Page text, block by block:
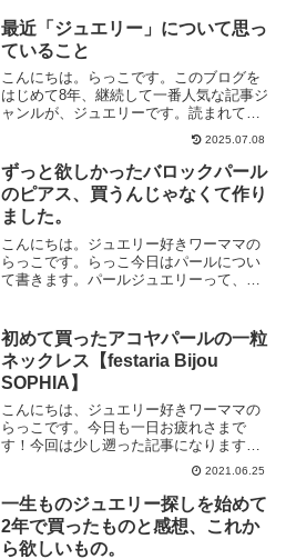
のジュエリーが好きです。今日はです
ね、去年一目惚れして購入して...
最近「ジュエリー」について思っ
ていること
こんにちは。らっこです。このブログを
はじめて8年、継続して一番人気な記事ジ
ャンルが、ジュエリーです。読まれてい
るランキングでいくと、上からこんな感
じ。こんなブログをお読みくださってあ
りがとうございます。ジュエリー好きが
高じてジュエリーコーデ...
2025.07.08
ずっと欲しかったバロックパール
のピアス、買うんじゃなくて作り
ました。
こんにちは。ジュエリー好きワーママの
らっこです。らっこ今日はパールについ
て書きます。パールジュエリーって、可
がするし、貝殻の中でできるという神秘
的な生まれ方も素敵です。...
初めて買ったアコヤパールの一粒
ネックレス【festaria Bijou
SOPHIA】
こんにちは、ジュエリー好きワーママの
らっこです。今日も一日お疲れさまで
す！今回は少し遡った記事になります
が、2年前に33歳の誕生日プレゼントとし
て買ってもらったアコヤパールのネック
レスについて書いてみます。※自分で買
ったものではないので、先...
2021.06.25
一生ものジュエリー探しを始めて
2年で買ったものと感想、これか
ら欲しいもの。